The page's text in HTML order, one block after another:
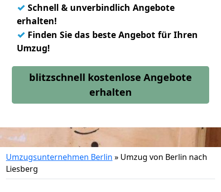
✓ Schnell & unverbindlich Angebote
erhalten!
✓ Finden Sie das beste Angebot für Ihren
Umzug!
blitzschnell kostenlose Angebote
erhalten
Umzugsunternehmen Berlin » Umzug von Berlin nach
Liesberg